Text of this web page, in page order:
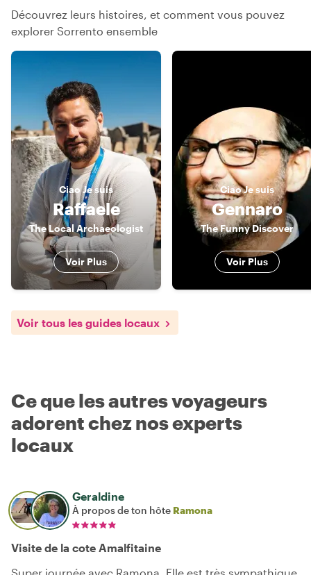
Découvrez leurs histoires, et comment vous pouvez
explorer Sorrento ensemble
Ciao Je suis
Raffaele
The Local Archaeologist
Voir Plus
CiaoJe suis
Gennaro
The Funny Discover
Voir Plus
Voir tous les guides locaux
Ce que les autres voyageurs
adorent chez nos experts
locaux
Geraldine
À propos de ton hôte Ramona
Visite de la cote Amalfitaine
Super journée avec Ramona. Elle est très sympathique